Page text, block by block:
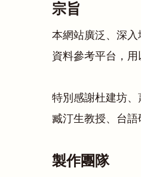
宗旨
本網站廣泛、深
資料參考平台，
特別感謝杜建坊
臧汀生教授、台語
製作團隊